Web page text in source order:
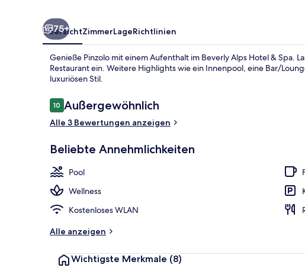
75+
ÜbersichtZimmerLageRichtlinien
Genieße Pinzolo mit einem Aufenthalt im Beverly Alps Hotel & Spa.
Restaurant ein. Weitere Highlights wie ein Innenpool, eine Bar/
luxuriösen Stil.
Bewertungen
1010 von 10.
Außergewöhnlich
Alle 3 Bewertungen anzeigen
Beliebte Annehmlichkeiten
Pool
Wellness
Kostenloses WLAN
Alle anzeigen
Wichtigste Merkmale (8)